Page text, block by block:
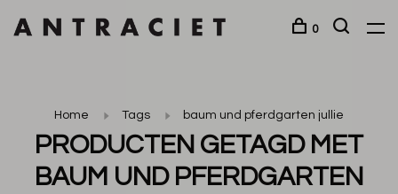
0
Home Tags baum und pferdgarten jullie
PRODUCTEN GETAGD MET
BAUM UND PFERDGARTEN